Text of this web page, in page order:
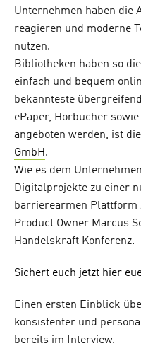
Unternehmen haben die
reagieren und moderne
nutzen.
Bibliotheken haben so
einfach und bequem
bekannteste
ePaper, Hörbücher
angeboten werden, ist die
GmbH.
Wie es dem
Digitalprojekte zu einer
barrierearmen Plattform
Product Owner Marcus
Handelskraft Konferenz.
Sichert euch jetzt hier
Einen ersten Einblick
konsistenter und
bereits im Interview.